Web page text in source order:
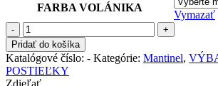
FARBA VOLÁNIKA
Vymazať
množstvo
Mantinel
s
volánikom
|
Pridať do košíka
Katalógové číslo: - Kategórie: Mantinel,
POSTIEĽKY
Zdieľať